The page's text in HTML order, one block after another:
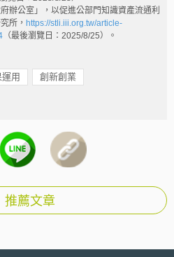
辦公室」，以促進公部門知識資產流通利
所， https://stli.iii.org.tw/article-
（最後瀏覽日：2025/8/25）。
用
創新創業
推薦文章